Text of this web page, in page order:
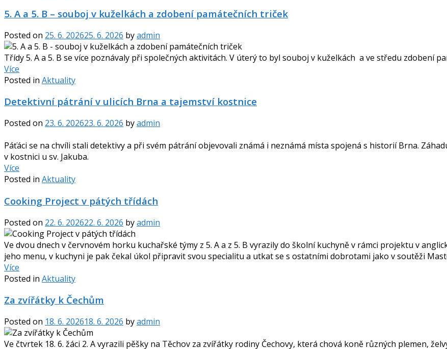
5. A a 5. B – souboj v kuželkách a zdobení památečních triček
Posted on 25. 6. 202625. 6. 2026 byadmin
Třídy 5. A a 5. B se více poznávaly při společných aktivitách. V úterý to byl souboj v kuželkách a ve středu zdobení
Více
Posted in Aktuality
Detektivní pátrání v ulicích Brna a tajemství kostnice
Posted on 23. 6. 202623. 6. 2026 byadmin
Páťáci se na chvíli stali detektivy a při svém pátrání objevovali známá i neznámá místa spojená s historií Brna.
v kostnici u sv. Jakuba.
Více
Posted in Aktuality
Cooking Project v pátých třídách
Posted on 22. 6. 202622. 6. 2026 byadmin
Ve dvou dnech v červnovém horku kuchařské týmy z 5. A a z 5. B vyrazily do školní kuchyně v rámci projektu v
jeho menu, v kuchyni je pak čekal úkol připravit svou specialitu a utkat se s ostatními dobrotami jako v soutěži
Více
Posted in Aktuality
Za zvířátky k Čechům
Posted on 18. 6. 202618. 6. 2026 byadmin
Ve čtvrtek 18. 6. žáci 2. A vyrazili pěšky na Těchov za zvířátky rodiny Čechovy, která chová koně různých plemen,